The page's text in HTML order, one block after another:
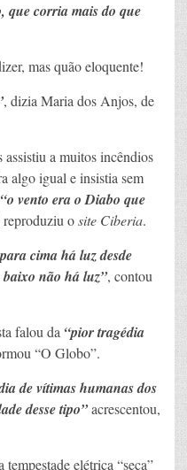
que corria mais do que
mas quão eloquente!
, dizia Maria dos Anjos, de
a muitos incêndios
algo igual e insistia sem
“o vento era o Diabo que
reproduziu osite Ciberia.
cima há luz desde
não há luz”, contou
falou da “pior tragédia
“O Globo”.
de vítimas humanas dos
desse tipo”acrescentou,
elétrica “seca”